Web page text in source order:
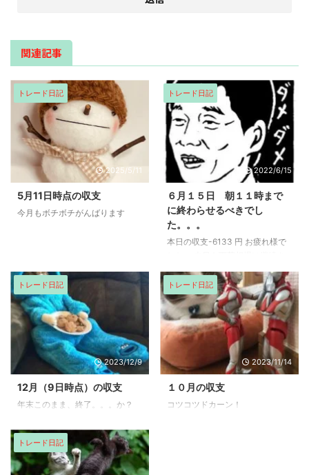
関連記事
トレード日記
2025/5/11
5月11日時点の収支
今月もボチボチがんばります
トレード日記
2022/6/15
６月１５日 朝１１時まで
に終わらせるべきでし
た。。。
本日の収支-6133 円 お疲れ様で
れており、日経平均は、26625円
でスタートしましたが、急落から
始まり、その後もだらだらと下げ
て26326円で終えました。 マザ
ーズも同様に655ポイントで始ま
り660ポイントをつけてから急降
下。多少のリバウンドはありまし
たが、その後ジリ下げで644ポイ
ントで終えました。 午後は、全
く動きが無く、ジリ下げの流れで
したね。 今夜のＦＯＭＣの会合
トレード日記
2023/12/9
12月（9日時点）の収支
年末このまま、終了。。。か？
トレード日記
2023/11/14
１０月の収支
コツコツドカーン！
トレード日記